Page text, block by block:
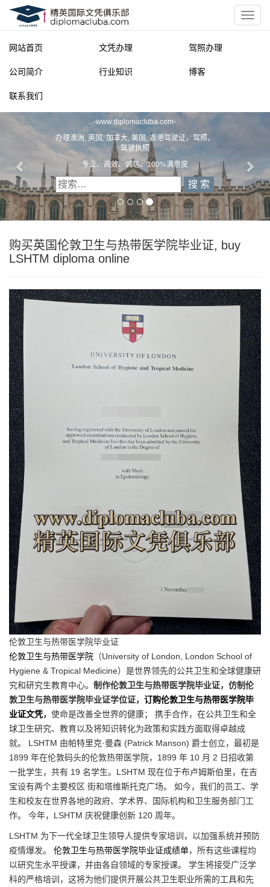
网站首页 文凭办理 驾照办理
公司简介 行业知识 博客
联系我们
-www.diplomacluba.com-
办理澳洲, 英国, 加拿大, 美国, 香港驾驶证，驾照，
驾驶执照
专业、高效、诚信、100%满意度
购买英国伦敦卫生与热带医学院毕业证, buy
LSHTM diploma online
伦敦卫生与热带医学院毕业证
伦敦卫生与热带医学院 （University of London, London School of
Hygiene & Tropical Medicine）是世界领先的公共卫生和全球健康研
究和研究生教育中心。 制作伦敦卫生与热带医学院毕业证，仿制伦
敦卫生与热带医学院毕业证学位证， 订购伦敦卫生与热带医学院毕
业证文凭， 使命是改善全世界的健康； 携手合作，在公共卫生和全
球卫生研究、教育以及将知识转化为政策和实践方面取得卓越成
就。 LSHTM 由帕特里克·曼森 (Patrick Manson) 爵士创立，最初是
1899 年在伦敦码头的伦敦热带医学院，1899 年 10 月 2 日招收第
一批学生，共有 19 名学生。LSHTM 现在位于布卢姆斯伯里，在吉
宝设有两个主要校区 街和塔维斯托克广场。 如今，我们的员工、学
生和校友在世界各地的政府、学术界、国际机构和卫生服务部门工
作。 今年，LSHTM 庆祝健康创新 120 周年。
LSHTM 为下一代全球卫生领导人提供专家培训，以加强系统并预防
疫情爆发。 伦敦卫生与热带医学院毕业证成绩单，所有这些课程均
以研究生水平授课，并由各自领域的专家授课。 学生将接受广泛学
科的严格培训，这将为他们提供开展公共卫生职业所需的工具和先